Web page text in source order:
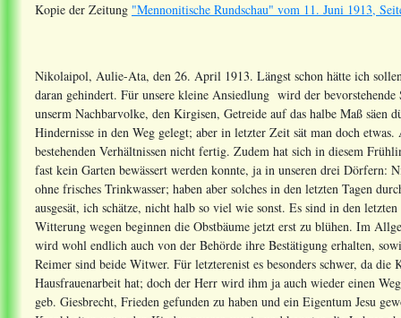
Kopie der Zeitung "Mennonitische Rundschau" vom 11. Juni 1913,
Nikolaipol, Aulie-Ata, den 26. April 1913. Längst schon hätte ich
daran gehindert. Für unsere kleine Ansiedlung wird der
unserm Nachbarvolke, den Kirgisen, Getreide auf das halbe Maß säen
Hindernisse in den Weg gelegt; aber in letzter Zeit sät man doch
bestehenden Verhältnissen nicht fertig. Zudem hat sich in diesem
fast kein Garten bewässert werden konnte, ja in unseren drei
ohne frisches Trinkwasser; haben aber solches in den letzten Tagen
ausgesät, ich schätze, nicht halb so viel wie sonst. Es sind in den
Witterung wegen beginnen die Obstbäume jetzt erst zu blühen. Im
wird wohl endlich auch von der Behörde ihre Bestätigung erhalten,
Reimer sind beide Witwer. Für letzterenist es besonders schwer, da
Hausfrauenarbeit hat; doch der Herr wird ihm ja auch wieder einen
geb. Giesbrecht, Frieden gefunden zu haben und ein Eigentum Jesu